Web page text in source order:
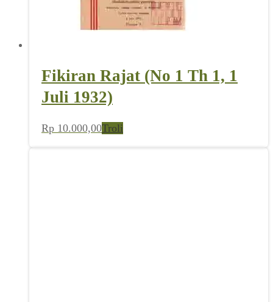
Fikiran Rajat (No 1 Th 1, 1
Juli 1932)
Rp 10.000,00Troli